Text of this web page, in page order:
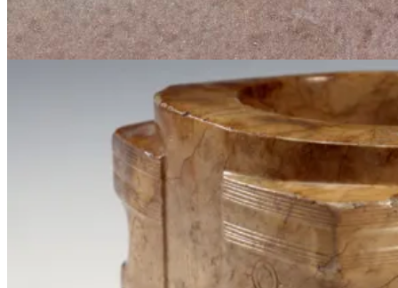
Պատկերներ
փոխհարաբերություններ
Չինական մշակույթ
Հայ մշակույթ
Դասընթացներ
Մեր մասին
Հետադարձ կապ